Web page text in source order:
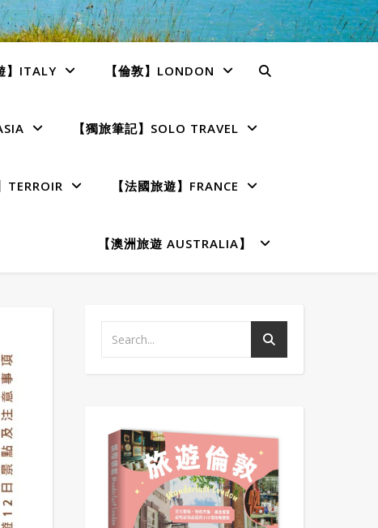
】ITALY 【倫敦】LONDON
【獨旅筆記】SOLO TRAVEL
TERROIR 【法國旅遊】FRANCE
【澳洲旅遊 AUSTRALIA】